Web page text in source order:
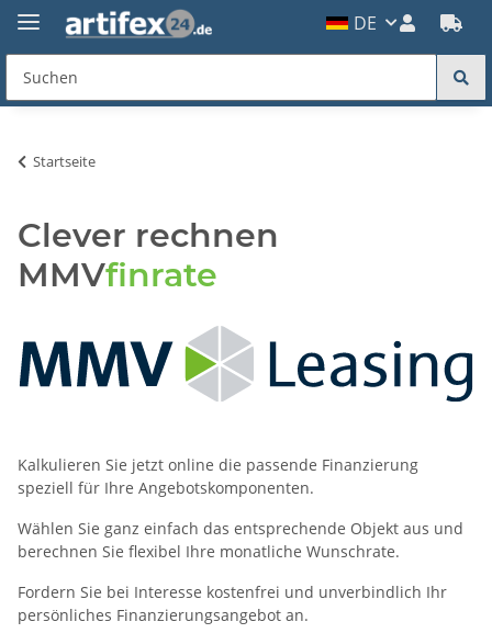
DE
Startseite
Clever rechnen
MMVfinrate
Kalkulieren Sie jetzt online die passende Finanzierung
speziell für Ihre Angebotskomponenten.
Wählen Sie ganz einfach das entsprechende Objekt aus und
berechnen Sie flexibel Ihre monatliche Wunschrate.
Fordern Sie bei Interesse kostenfrei und unverbindlich Ihr
persönliches Finanzierungsangebot an.